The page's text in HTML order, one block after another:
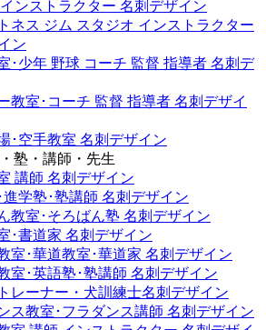
ンストラクター 名刺デザイン
ネス ジム スタジオ インストラクター
ン
･少年 野球 コーチ 監督 指導者 名刺デ
教室･コーチ 監督 指導者 名刺デザイ
･空手教室 名刺デザイン
塾・講師・先生
講師 名刺デザイン
進学塾･塾講師 名刺デザイン
教室･そろばん塾 名刺デザイン
･書道家 名刺デザイン
室･華道教室･華道家 名刺デザイン
室･英語塾･塾講師 名刺デザイン
レーナー・犬訓練士名刺デザイン
ス教室･フラダンス講師 名刺デザイン